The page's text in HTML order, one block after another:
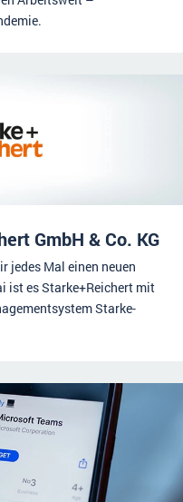
GmbH & Co. KG
jedes Mal einen neuen
ist es Starke+Reichert mit
Starke-